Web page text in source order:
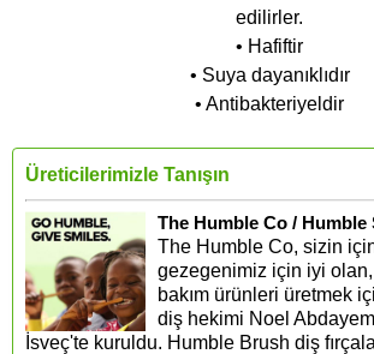
edilirler.
• Hafiftir
• Suya dayanıklıdır
• Antibakteriyeldir
Üreticilerimizle Tanışın
The Humble Co / Humble
The Humble Co, sizin
gezegenimiz için iyi olan,
bakım ürünleri üretmek
diş hekimi Noel
İsveç'te kuruldu. Humble Brush diş